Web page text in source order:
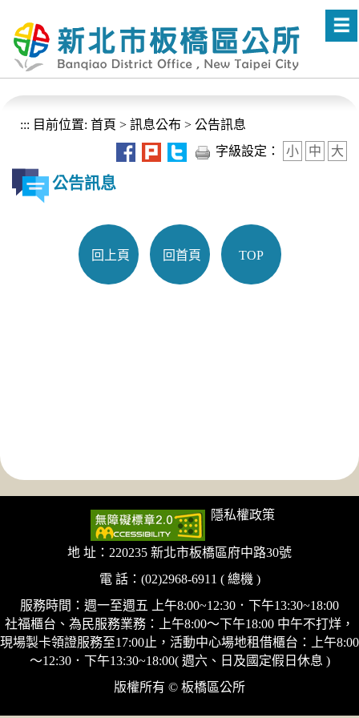
::: 目前位置: 首頁 > 訊息公布 > 公告訊息
字級設定：
小 中 大
公告訊息
回上頁 回首頁 TOP
隱私權政策
地 址：220235 新北市板橋區府中路30號
電 話：(02)2968-6911 ( 總機 )
服務時間：週一至週五 上午8:00~12:30．下午13:30~18:00
社福櫃台、為民服務業務：上午8:00～下午18:00 中午不打烊，
現場製卡領證服務至17:00止，活動中心場地租借櫃台：上午8:00
～12:30．下午13:30~18:00( 週六、日及國定假日休息 )
版權所有 © 板橋區公所